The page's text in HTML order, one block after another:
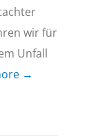
wir für
Unfall
→